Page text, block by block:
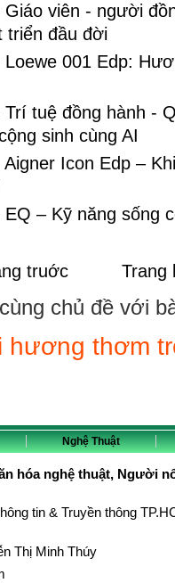
Giáo viên - người
triển đầu đời
Loewe 001 Edp:
Trí tuệ đồng hành -
sinh cùng AI
Aigner Icon Edp –
EQ – Kỹ năng sống
truớc
Trang
chủ đề với
hương thơm
Nghệ Thuật
hóa nghệ thuật, Người
tin & Truyền thông
Thị Minh Thúy